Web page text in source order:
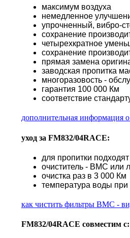
максимум воздуха
немедленное
упрочненный, вибро-
сохранение
четырехкратное
сохранение
прямая замена
заводская пропитка
многоразовость -
гарантия 100 000 Км
соответствие
дополнительная информация
уход за FM832/04RACE:
для пропитки
очиститель - BMC или
очистка раз в 3 000 Км
температура воды
как чистить фильтры BMC -
FM832/04RACE совместим с: